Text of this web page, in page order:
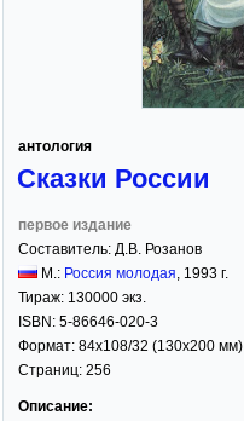
антология
Сказки России
первое издание
Составитель: Д.В. Розанов
М.: Россия молодая, 1993 г.
Тираж: 130000 экз.
ISBN: 5-86646-020-3
Формат: 84x108/32 (130x200 мм)
Страниц: 256
Описание: